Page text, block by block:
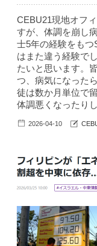
CEBU21現地オフ
すが、体調を崩し
士5年の経験をも
はまた違う経験で
たいと思います。
つ、病気になった
徒は数か月単位で
体調悪くなったり
2026-04-10